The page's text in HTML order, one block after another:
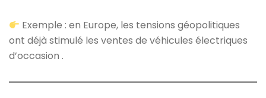
Exemple : en Europe, les tensions géopolitiques
ont déjà stimulé les ventes de véhicules électriques
d’occasion .